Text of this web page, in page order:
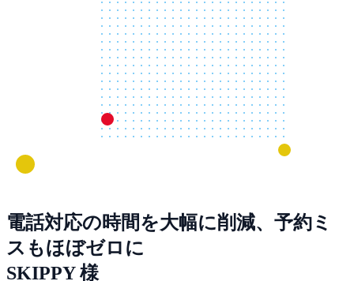
電話対応の時間を大幅に削減、予約ミ
スもほぼゼロに
SKIPPY 様